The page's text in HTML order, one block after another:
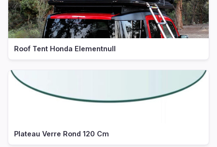
Roof Tent Honda Elementnull
Plateau Verre Rond 120 Cm